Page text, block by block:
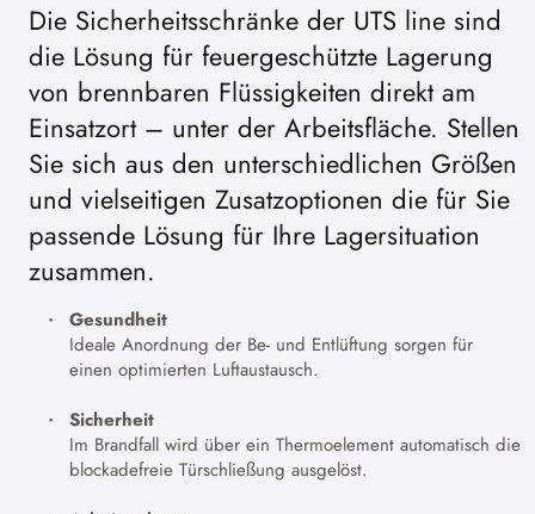
Die Sicherheitsschränke der UTS line sind
die Lösung für feuergeschützte Lagerung
von brennbaren Flüssigkeiten direkt am
Einsatzort – unter der Arbeitsfläche. Stellen
Sie sich aus den unterschiedlichen Größen
und vielseitigen Zusatzoptionen die für Sie
passende Lösung für Ihre Lagersituation
zusammen.
Gesundheit
Ideale Anordnung der Be- und Entlüftung sorgen für
einen optimierten Luftaustausch.
Sicherheit
Im Brandfall wird über ein Thermoelement automatisch die
blockadefreie Türschließung ausgelöst.